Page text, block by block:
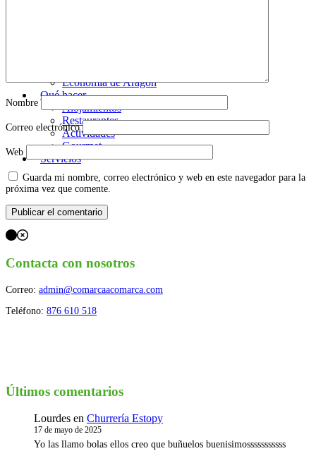
Economía de Aragón
Qué hacer
Alojamientos
Restaurantes
Actividades
Gourmet
Servicios
Nombre
Correo electrónico
Web
Guarda mi nombre, correo electrónico y web en este navegador para la
próxima vez que comente.
Contacta con nosotros
Correo: admin@comarcaacomarca.com
Teléfono: 876 610 518
Últimos comentarios
Lourdes en Churrería Estopy
17 de mayo de 2025
Yo las llamo bolas ellos creo que buñuelos buenisimosssssssssss